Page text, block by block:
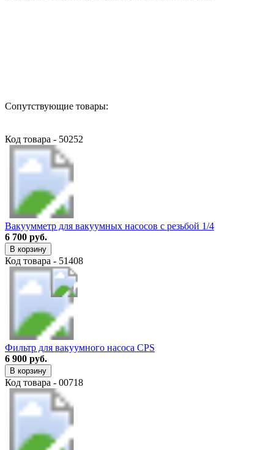
Сопутствующие товары:
Код товара - 50252
Вакуумметр для вакуумных насосов с резьбой 1/4
6 700 руб.
В корзину
Код товара - 51408
Фильтр для вакуумного насоса CPS
6 900 руб.
В корзину
Код товара - 00718